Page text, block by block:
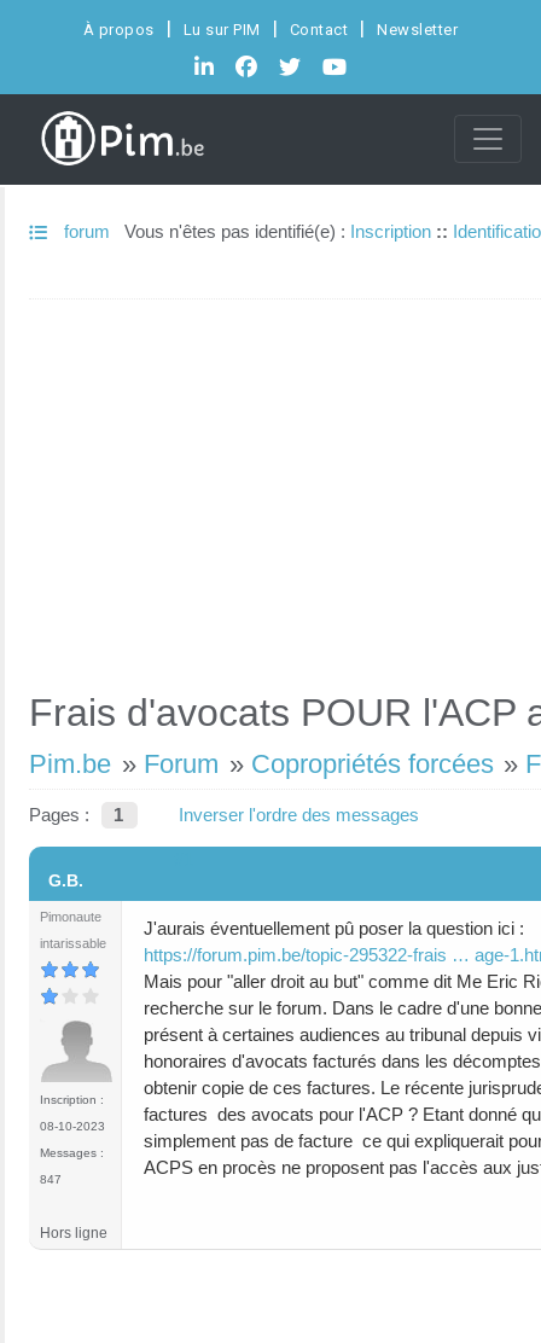
À propos Lu sur PIM Contact Newsletter
forum Vous n'êtes pas identifié(e) : Inscription ::
Frais d'avocats POUR l'ACP
Pim.be » Forum » Copropriétés forcées »
Pages : 1 Inverser l'ordre des messages
G.B.
Pimonaute
intarissable
Inscription :
08-10-2023
Messages :
847
J'aurais éventuellement pû poser la question ici :
https://forum.pim.be/topic-295322-frais … age-
Mais pour "aller droit au but" comme dit Me Eric
recherche sur le forum. Dans le cadre d'une
présent à certaines audiences au tribunal depuis
honoraires d'avocats facturés dans les
obtenir copie de ces factures. Le récente
factures des avocats pour l'ACP ? Etant donné
simplement pas de facture ce qui expliquerait
ACPS en procès ne proposent pas l'accès aux
Hors ligne